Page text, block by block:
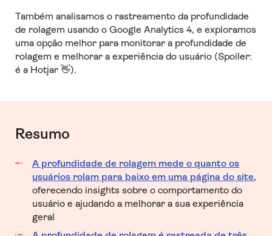
Também analisamos o rastreamento da profundidade
de rolagem usando o Google Analytics 4, e exploramos
uma opção melhor para monitorar a profundidade de
rolagem e melhorar a experiência do usuário (Spoiler:
é a Hotjar 👋).
Resumo
A profundidade de rolagem mede o quanto os
usuários rolam para baixo em uma página do site,
oferecendo insights sobre o comportamento do
usuário e ajudando a melhorar a sua experiência
geral